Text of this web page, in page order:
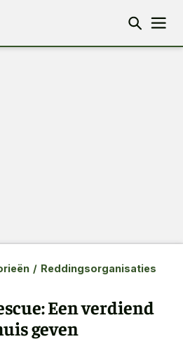
/ Reddingsorganisaties
Een verdiend
geven